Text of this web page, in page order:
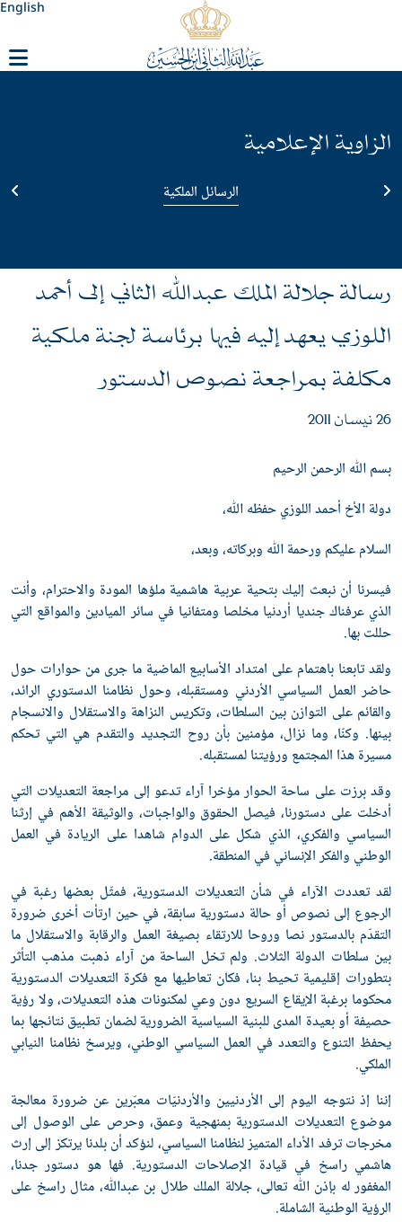
English
الزاوية الإعلامية
الرسائل الملكية
رسالة جلالة الملك عبدﷲ الثاني إلى أحمد
اللوزي يعهد إليه فيها برئاسة لجنة ملكية
مكلفة بمراجعة نصوص الدستور
26 نيسان 2011
بسم ﷲ الرحمن الرحيم
دولة الأخ أحمد اللوزي حفظه ﷲ،
السلام عليكم ورحمة ﷲ وبركاته، وبعد،
فيسرنا أن نبعث إليك بتحية عربية هاشمية ملؤها المودة والاحترام، وأنت
الذي عرفناك جنديا أردنيا مخلصا ومتفانيا في سائر الميادين والمواقع التي
حللت بها.
ولقد تابعنا باهتمام على امتداد الأسابيع الماضية ما جرى من حوارات حول
حاضر العمل السياسي الأردني ومستقبله، وحول نظامنا الدستوري الرائد،
والقائم على التوازن بين السلطات، وتكريس النزاهة والاستقلال والانسجام
بينها. وكنّا، وما نزال، مؤمنين بأن روح التجديد والتقدم هي التي تحكم
مسيرة هذا المجتمع ورؤيتنا لمستقبله.
وقد برزت على ساحة الحوار مؤخرا آراء تدعو إلى مراجعة التعديلات التي
أدخلت على دستورنا، فيصل الحقوق والواجبات، والوثيقة الأهم في إرثنا
السياسي والفكري، الذي شكل على الدوام شاهدا على الريادة في العمل
الوطني والفكر الإنساني في المنطقة.
لقد تعددت الآراء في شأن التعديلات الدستورية، فمثّل بعضها رغبة في
الرجوع إلى نصوص أو حالة دستورية سابقة، في حين ارتأت أخرى ضرورة
التقدّم بالدستور نصا وروحا للارتقاء بصيغة العمل والرقابة والاستقلال ما
بين سلطات الدولة الثلاث. ولم تخل الساحة من آراء ذهبت مذهب التأثر
بتطورات إقليمية تحيط بنا، فكان تعاطيها مع فكرة التعديلات الدستورية
محكوما برغبة الإيقاع السريع دون وعي لمكنونات هذه التعديلات، ولا رؤية
حصيفة أو بعيدة المدى للبنية السياسية الضرورية لضمان تطبيق نتائجها بما
يحفظ التنوع والتعدد في العمل السياسي الوطني، ويرسخ نظامنا النيابي
الملكي.
إننا إذ نتوجه اليوم إلى الأردنيين والأردنيّات معبّرين عن ضرورة معالجة
موضوع التعديلات الدستورية بمنهجية وعمق، وحرص على الوصول إلى
مخرجات ترفد الأداء المتميز لنظامنا السياسي، لنؤكد أن بلدنا يرتكز إلى إرث
هاشمي راسخ في قيادة الإصلاحات الدستورية. فها هو دستور جدنا،
المغفور له بإذن ﷲ تعالى، جلالة الملك طلال بن عبدﷲ، مثال راسخ على
الرؤية الوطنية الشاملة.